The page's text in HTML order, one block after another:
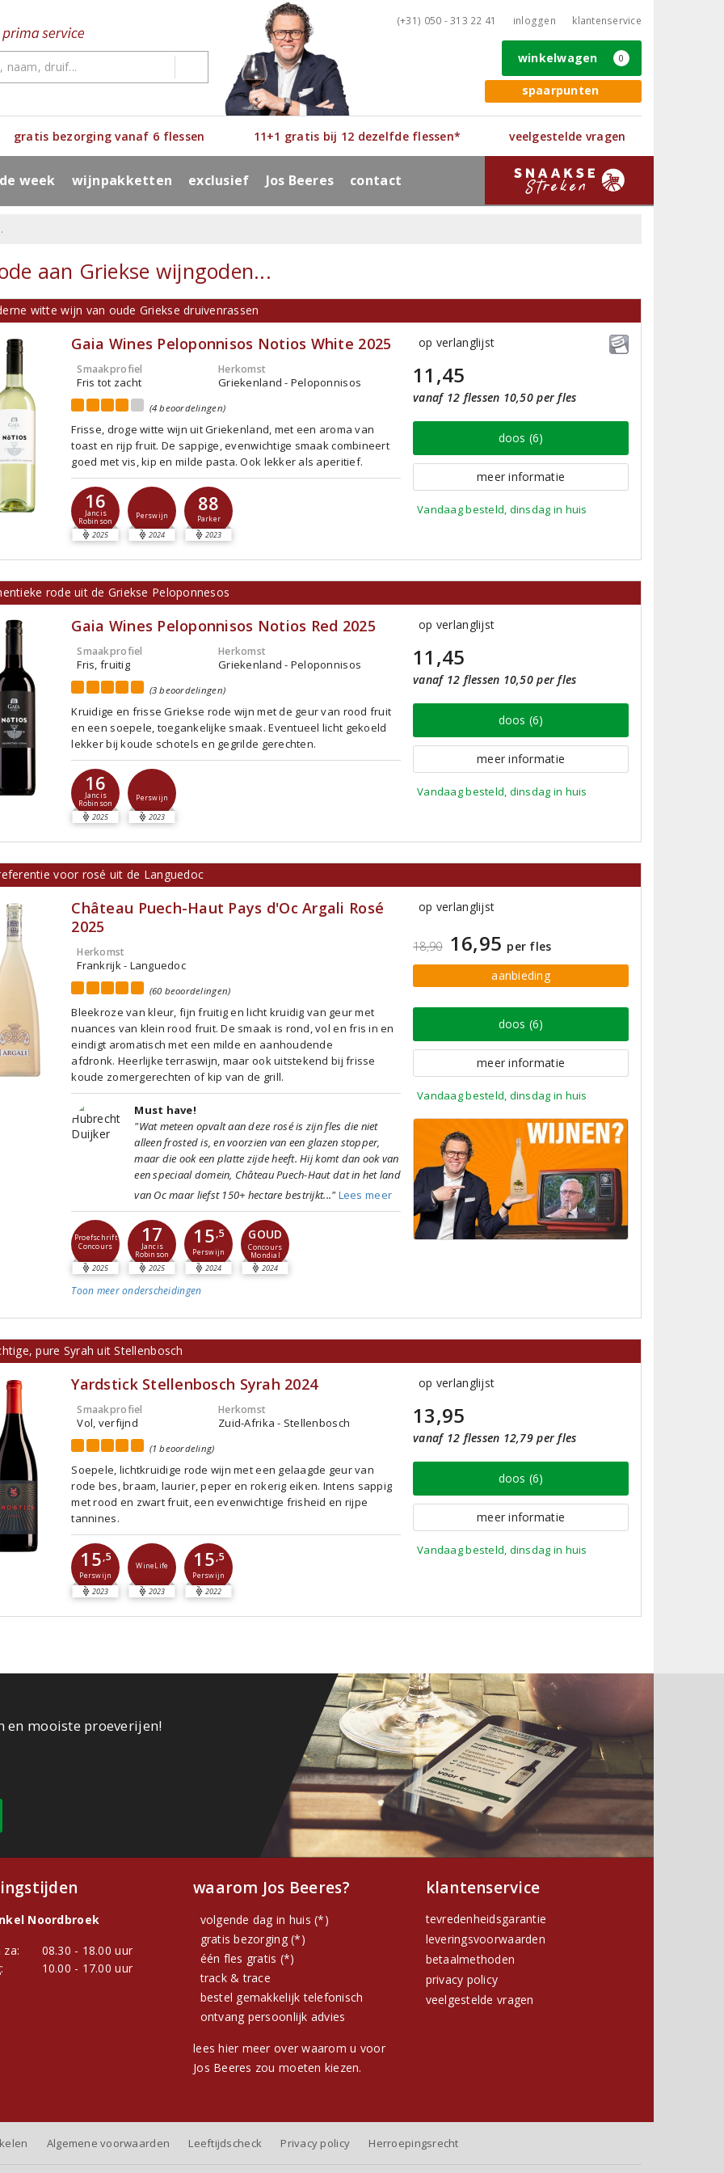
(+31) 050 - 313 22 41 inloggen klantenservice
spaarpunten
winkelwagen 0
gratis bezorging vanaf 6 flessen 11+1 gratis bij 12 dezelfde flessen* veelgestelde vragen
week wijnpakketten exclusief Jos Beeres contact
aan Griekse wijngoden...
witte wijn van oude Griekse druivenrassen
Gaia Wines Peloponnisos Notios White 2025
Smaakprofiel
Fris tot zacht
Herkomst
Griekenland - Peloponnisos
(4 beoordelingen)
Frisse, droge witte wijn uit Griekenland, met een aroma van
toast en rijp fruit. De sappige, evenwichtige smaak combineert
goed met vis, kip en milde pasta. Ook lekker als aperitief.
16
Jancis
Robinson
2025
Perswijn
2024
88
Parker
2023
op verlanglijst
11,45
vanaf 12 flessen 10,50 per fles
doos (6)
meer informatie
Vandaag besteld, dinsdag in huis
rode uit de Griekse Peloponnesos
Gaia Wines Peloponnisos Notios Red 2025
Smaakprofiel
Fris, fruitig
Herkomst
Griekenland - Peloponnisos
(3 beoordelingen)
Kruidige en frisse Griekse rode wijn met de geur van rood fruit
en een soepele, toegankelijke smaak. Eventueel licht gekoeld
lekker bij koude schotels en gegrilde gerechten.
16
Jancis
Robinson
2025
Perswijn
2023
op verlanglijst
11,45
vanaf 12 flessen 10,50 per fles
doos (6)
meer informatie
Vandaag besteld, dinsdag in huis
voor rosé uit de Languedoc
Château Puech-Haut Pays d'Oc Argali Rosé
2025
Herkomst
Frankrijk - Languedoc
(60 beoordelingen)
Bleekroze van kleur, fijn fruitig en licht kruidig van geur met
nuances van klein rood fruit. De smaak is rond, vol en fris in en
eindigt aromatisch met een milde en aanhoudende
afdronk. Heerlijke terraswijn, maar ook uitstekend bij frisse
koude zomergerechten of kip van de grill.
Must have!
"Wat meteen opvalt aan deze rosé is zijn fles die niet
alleen frosted is, en voorzien van een glazen stopper,
maar die ook een platte zijde heeft. Hij komt dan ook van
een speciaal domein, Château Puech-Haut dat in het land
van Oc maar liefst 150+ hectare bestrijkt..." Lees meer
Proefschrift
Concours
2025
17
Jancis
Robinson
2025
15,5
Perswijn
2024
GOUD
Concours
Mondial
2024
Toon meeronderscheidingen
op verlanglijst
18,90 16,95 per fles
aanbieding
doos (6)
meer informatie
Vandaag besteld, dinsdag in huis
pure Syrah uit Stellenbosch
Yardstick Stellenbosch Syrah 2024
Smaakprofiel
Vol, verfijnd
Herkomst
Zuid-Afrika - Stellenbosch
(1 beoordeling)
Soepele, lichtkruidige rode wijn met een gelaagde geur van
rode bes, braam, laurier, peper en rokerig eiken. Intens sappig
met rood en zwart fruit, een evenwichtige frisheid en rijpe
tannines.
15,5
Perswijn
2023
WineLife
2023
15,5
Perswijn
2022
op verlanglijst
13,95
vanaf 12 flessen 12,79 per fles
doos (6)
meer informatie
Vandaag besteld, dinsdag in huis
en mooiste proeverijen!
Noordbroek
08.30 - 18.00 uur
10.00 - 17.00 uur
waarom Jos Beeres?
volgende dag in huis (*)
gratis bezorging (*)
één fles gratis (*)
track & trace
bestel gemakkelijk telefonisch
ontvang persoonlijk advies
lees hier meer over waarom u voor
Jos Beeres zou moeten kiezen.
klantenservice
tevredenheidsgarantie
leveringsvoorwaarden
betaalmethoden
privacy policy
veelgestelde vragen
Algemene voorwaarden Leeftijdscheck Privacy policy Herroepingsrecht